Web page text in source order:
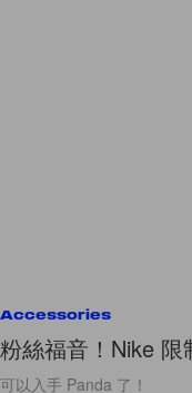
Accessories
粉絲福音！Nike
可以入手 Panda 了！